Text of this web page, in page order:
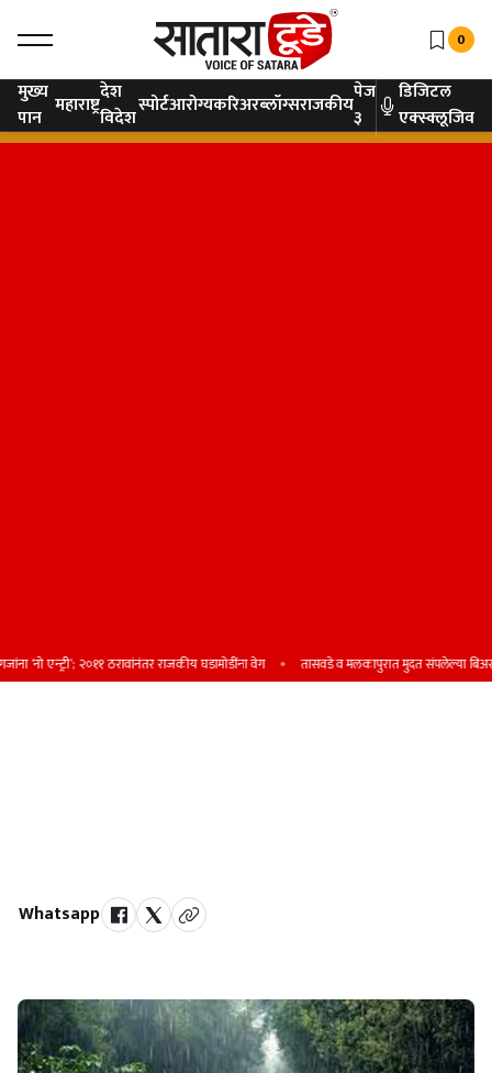
0
मुख्य
पान महाराष्ट्रदेश
विदेशस्पोर्टआरोग्यकरिअरब्लॉग्सराजकीयपेज
३
डिजिटल
एक्स्क्लूजिव
एन्ट्री’; २०११ ठरावांनंतर राजकीय घडामोडींना वेग तासवडे व मलकापुरात मुदत संपलेल्या बिअरची
Whatsapp